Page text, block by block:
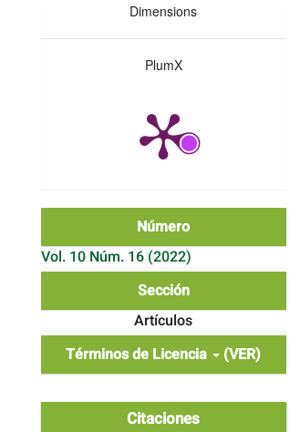
Dimensions
PlumX
Número
Vol. 10 Núm. 16 (2022)
Sección
Artículos
Términos de Licencia
(VER)
Citaciones